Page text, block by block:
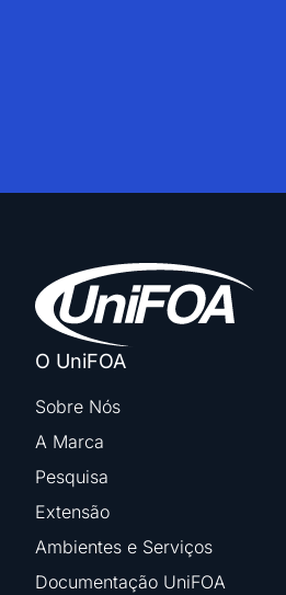
O UniFOA
Sobre Nós
A Marca
Pesquisa
Extensão
Ambientes e Serviços
Documentação UniFOA